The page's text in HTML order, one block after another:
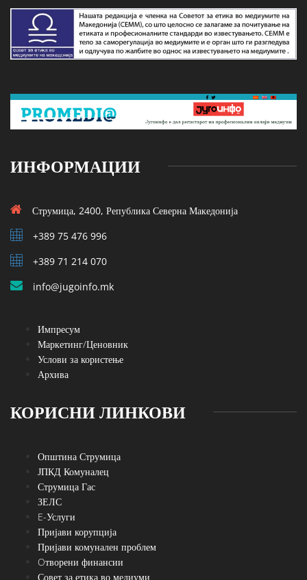
ИНФОРМАЦИИ
Струмица, 2400, Република Северна Македонија
+389 75 476 996
+389 71 214 070
info@jugoinfo.mk
Импресум
Маркетинг/Ценовник
Услови за користење
Архива
КОРИСНИ ЛИНКОВИ
Општина Струмица
ЈПКД Комуналец
Струмица Гас
ЗЕЛС
E-Услуги
Пријави корупција
Пријави комунален проблем
Oтворени финансии
Совет за етика во медиуми